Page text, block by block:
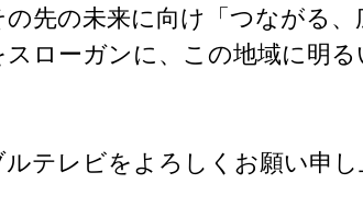
先の未来に向け「つながる
ローガンに、この地域に明
テレビをよろしくお願い申し